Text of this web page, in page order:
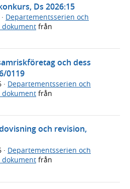
Ds 2026:15
· Departementsserien och
dokument från
och dess
0119
· Departementsserien och
dokument från
och revision,
· Departementsserien och
dokument från